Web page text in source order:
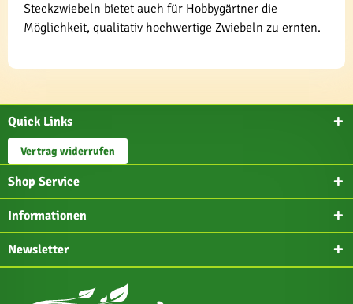
Steckzwiebeln bietet auch für Hobbygärtner die
Möglichkeit, qualitativ hochwertige Zwiebeln zu ernten.
Quick Links
Vertrag widerrufen
Shop Service
Informationen
Newsletter